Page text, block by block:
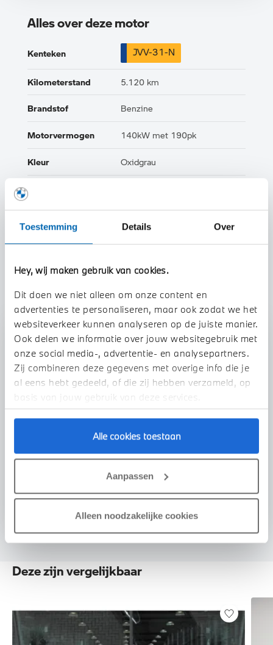
Toestemming Details Over
Hey, wij maken gebruik van cookies.
Dit doen we niet alleen om onze content en
advertenties te personaliseren, maar ook zodat we het
websiteverkeer kunnen analyseren op de juiste manier.
Ook delen we informatie over jouw websitegebruik met
onze social media-, advertentie- en analysepartners.
Zij combineren deze gegevens met overige info die je
al eens hebt gedeeld, of die zij hebben verzameld, op
basis van jouw gebruik van deze services.
Alle cookies toestaan
Aanpassen
Alleen noodzakelijke cookies
Stap 1 van 3
Uw auto inruilen?
VOORSTEL AANVRAGEN
Alles over deze motor
Kenteken JVV-31-N
Kilometerstand 5.120 km
Brandstof Benzine
Motorvermogen 140kW met 190pk
Kleur Oxidgrau
Interieur
Deze zijn vergelijkbaar